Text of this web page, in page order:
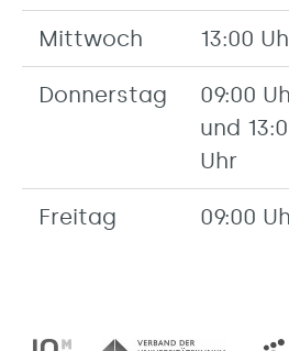
Mittwoch 13:00
Donnerstag
09:00
und
Uhr
Freitag 09:00